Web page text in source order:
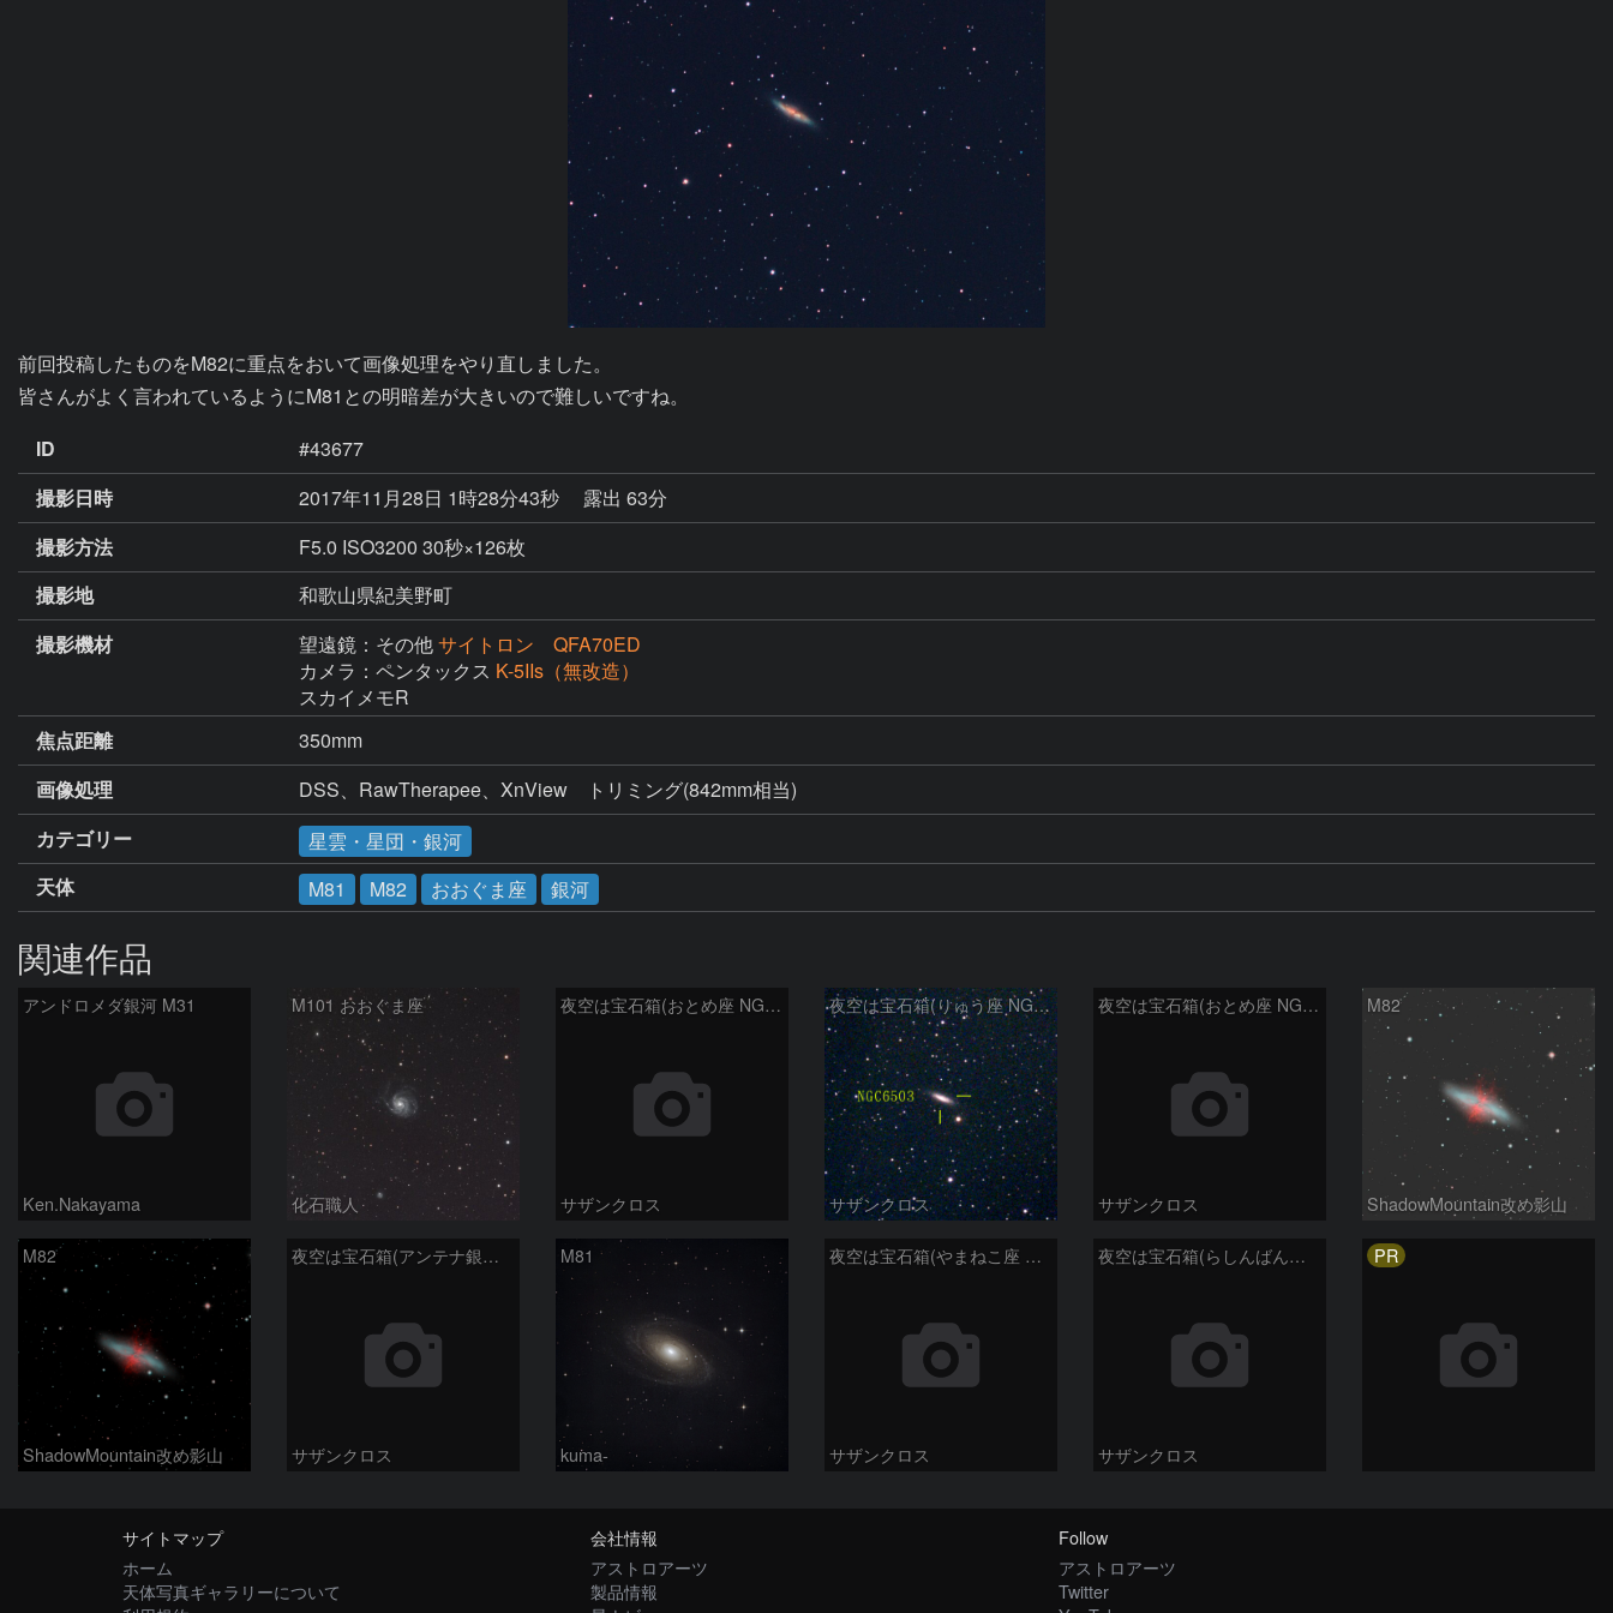
前回投稿したものをM82に重点をおいて画像処理をやり直しました。
皆さんがよく言われているようにM81との明暗差が大きいので難しいですね。
ID
#43677
撮影日時
2017年11月28日 1時28分43秒
露出 63分
撮影方法
F5.0 ISO3200 30秒×126枚
撮影地
和歌山県紀美野町
撮影機材
望遠鏡：その他サイトロン QFA70ED
カメラ：ペンタックス K-5IIs（無改造）
スカイメモR
焦点距離
350mm
画像処理
DSS、RawTherapee、XnView　トリミング(842mm相当)
カテゴリー
星雲・星団・銀河
天体
M81 M82 おおぐま座 銀河
関連作品
アンドロメダ銀河 M31
Ken.Nakayama
M101 おおぐま座
化石職人
夜空は宝石箱(おとめ座 NGC5566) Seestar50
サザンクロス
夜空は宝石箱(りゅう座 NGC6503) Seestar50
サザンクロス
夜空は宝石箱(おとめ座 NGC5746) Seestar50
サザンクロス
M82
ShadowMountain改め影山
M82
ShadowMountain改め影山
夜空は宝石箱(アンテナ銀河 NGC4038) Seestar50
サザンクロス
M81
kuma-
夜空は宝石箱(やまねこ座 NGC2683) Seestar50
サザンクロス
夜空は宝石箱(らしんばん座 NGC2613) Seestar50
サザンクロス
PR
サイトマップ
ホーム
天体写真ギャラリーについて
会社情報
アストロアーツ
製品情報
Follow
アストロアーツ
Twitter